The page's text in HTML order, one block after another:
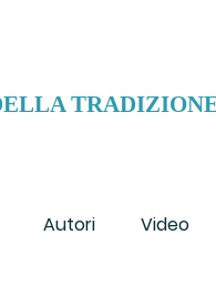
Autori Video